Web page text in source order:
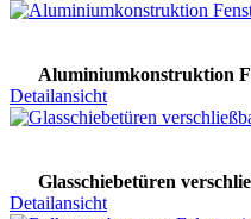
Aluminiumkonstruktion
Detailansicht
Glasschiebetüren
Detailansicht